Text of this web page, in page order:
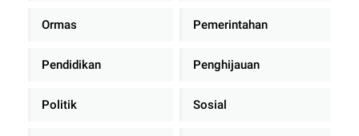
Ormas Pemerintahan
Pendidikan Penghijauan
Politik Sosial